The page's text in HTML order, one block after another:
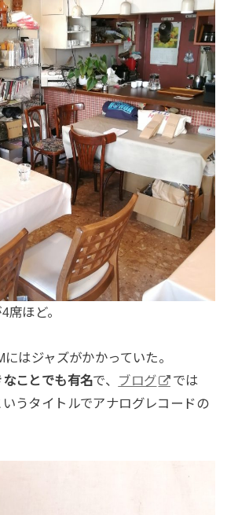
席ほど。
はジャズがかかっていた。
ことでも有名で、 ブログ
では
いうタイトルでアナログレコードの